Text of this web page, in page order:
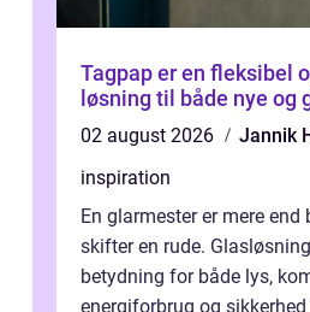
Tagpap er en fleksibel
løsning til både nye og
02 august 2026
Jannik
inspiration
En glarmester er mere end
skifter en rude.
betydning for både lys,
energiforbrug og